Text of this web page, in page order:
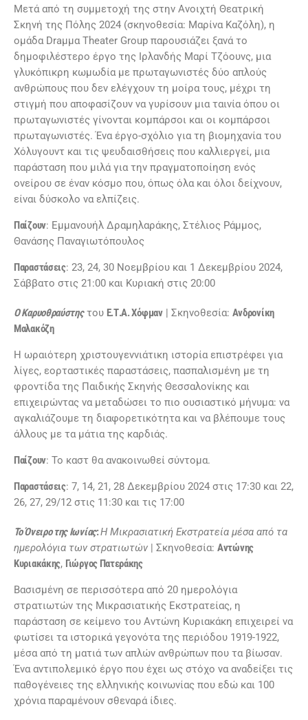
Μετά από τη συμμετοχή της στην Ανοιχτή Θεατρική
Σκηνή της Πόλης 2024 (σκηνοθεσία: Μαρίνα Καζόλη), η
ομάδα Draμμα Theater Group παρουσιάζει ξανά το
δημοφιλέστερο έργο της Ιρλανδής Μαρί Τζόουνς, μια
γλυκόπικρη κωμωδία με πρωταγωνιστές δύο απλούς
ανθρώπους που δεν ελέγχουν τη μοίρα τους, μέχρι τη
στιγμή που αποφασίζουν να γυρίσουν μια ταινία όπου οι
πρωταγωνιστές γίνονται κομπάρσοι και οι κομπάρσοι
πρωταγωνιστές. Ένα έργο-σχόλιο για τη βιομηχανία του
Χόλυγουντ και τις ψευδαισθήσεις που καλλιεργεί, μια
παράσταση που μιλά για την πραγματοποίηση ενός
ονείρου σε έναν κόσμο που, όπως όλα και όλοι δείχνουν,
είναι δύσκολο να ελπίζεις.
Παίζουν: Εμμανουήλ Δραμηλαράκης, Στέλιος Ράμμος,
Θανάσης Παναγιωτόπουλος
Παραστάσεις: 23, 24, 30 Νοεμβρίου και 1 Δεκεμβρίου 2024,
Σάββατο στις 21:00 και Κυριακή στις 20:00
Ο Καρυοθραύστηςτου Ε.Τ.Α. Χόφμαν| Σκηνοθεσία: Ανδρονίκη
Μαλακόζη
Η ωραιότερη χριστουγεννιάτικη ιστορία επιστρέφει για
λίγες, εορταστικές παραστάσεις, πασπαλισμένη με τη
φροντίδα της Παιδικής Σκηνής Θεσσαλονίκης και
επιχειρώντας να μεταδώσει το πιο ουσιαστικό μήνυμα: να
αγκαλιάζουμε τη διαφορετικότητα και να βλέπουμε τους
άλλους με τα μάτια της καρδιάς.
Παίζουν: Το καστ θα ανακοινωθεί σύντομα.
Παραστάσεις: 7, 14, 21, 28 Δεκεμβρίου 2024 στις 17:30 και 22,
26, 27, 29/12 στις 11:30 και τις 17:00
Το Όνειρο της Ιωνίας:Η Μικρασιατική Εκστρατεία μέσα από τα
ημερολόγια των στρατιωτών | Σκηνοθεσία: Αντώνης
Κυριακάκης, Γιώργος Πατεράκης
Βασισμένη σε περισσότερα από 20 ημερολόγια
στρατιωτών της Μικρασιατικής Εκστρατείας, η
παράσταση σε κείμενο του Αντώνη Κυριακάκη επιχειρεί να
φωτίσει τα ιστορικά γεγονότα της περιόδου 1919-1922,
μέσα από τη ματιά των απλών ανθρώπων που τα βίωσαν.
Ένα αντιπολεμικό έργο που έχει ως στόχο να αναδείξει τις
παθογένειες της ελληνικής κοινωνίας που εδώ και 100
χρόνια παραμένουν σθεναρά ίδιες.